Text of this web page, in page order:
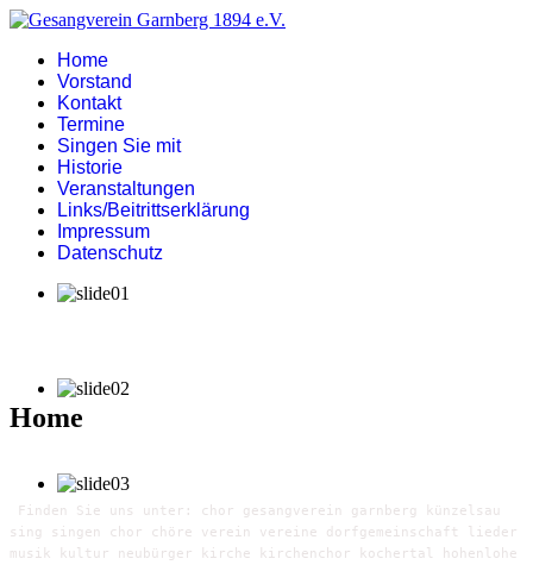
Home
Vorstand
Kontakt
Termine
Singen Sie mit
Historie
Veranstaltungen
Links/Beitrittserklärung
Impressum
Datenschutz
Home
Finden Sie uns unter: chor gesangverein garnberg künzelsau
sing singen chor chöre verein vereine dorfgemeinschaft lieder
musik kultur neubürger kirche kirchenchor kochertal hohenlohe